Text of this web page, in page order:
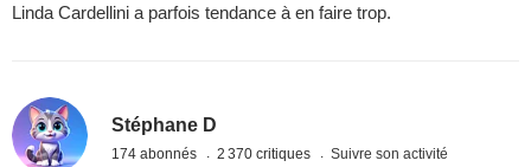
Linda Cardellini a parfois tendance à en faire trop.
Stéphane D
174 abonnés 2 370 critiques Suivre son activité